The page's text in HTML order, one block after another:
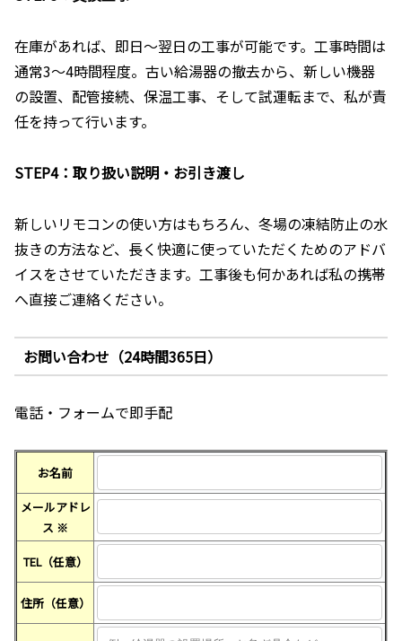
在庫があれば、即日～翌日の工事が可能です。工事時間は
通常3～4時間程度。古い給湯器の撤去から、新しい機器
の設置、配管接続、保温工事、そして試運転まで、私が責
任を持って行います。
STEP4：取り扱い説明・お引き渡し
新しいリモコンの使い方はもちろん、冬場の凍結防止の水
抜きの方法など、長く快適に使っていただくためのアドバ
イスをさせていただきます。工事後も何かあれば私の携帯
へ直接ご連絡ください。
お問い合わせ（24時間365日）
電話・フォームで即手配
お名前
メールアドレ
ス ※
TEL（任意）
住所（任意）